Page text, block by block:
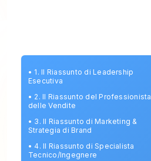
• 1. Il Riassunto di Leadership
Esecutiva
• 2. Il Riassunto del Professionista
delle Vendite
• 3. Il Riassunto di Marketing &
Strategia di Brand
• 4. Il Riassunto di Specialista
Tecnico/Ingegnere